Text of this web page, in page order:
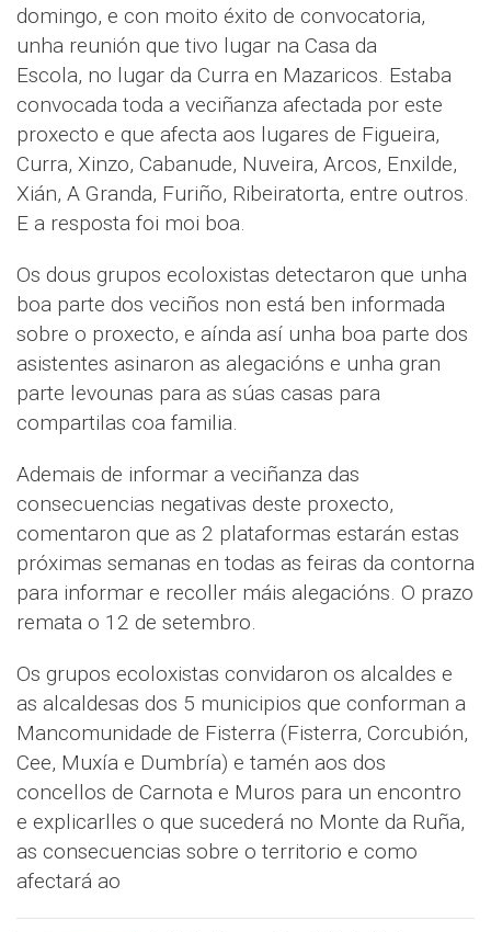
domingo, e con moito éxito de convocatoria,
unha reunión que tivo lugar na Casa da
Escola, no lugar da Curra en Mazaricos. Estaba
convocada toda a veciñanza afectada por este
proxecto e que afecta aos lugares de Figueira,
Curra, Xinzo, Cabanude, Nuveira, Arcos, Enxilde,
Xián, A Granda, Furiño, Ribeiratorta, entre outros.
E a resposta foi moi boa.
Os dous grupos ecoloxistas detectaron que unha
boa parte dos veciños non está ben informada
sobre o proxecto, e aínda así unha boa parte dos
asistentes asinaron as alegacións e unha gran
parte levounas para as súas casas para
compartilas coa familia.
Ademais de informar a veciñanza das
consecuencias negativas deste proxecto,
comentaron que as 2 plataformas estarán estas
próximas semanas en todas as feiras da contorna
para informar e recoller máis alegacións. O prazo
remata o 12 de setembro.
Os grupos ecoloxistas convidaron os alcaldes e
as alcaldesas dos 5 municipios que conforman a
Mancomunidade de Fisterra (Fisterra, Corcubión,
Cee, Muxía e Dumbría) e tamén aos dos
concellos de Carnota e Muros para un encontro
e explicarlles o que sucederá no Monte da Ruña,
as consecuencias sobre o territorio e como
afectará ao